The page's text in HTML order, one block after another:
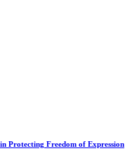
Protecting Freedom of Expression